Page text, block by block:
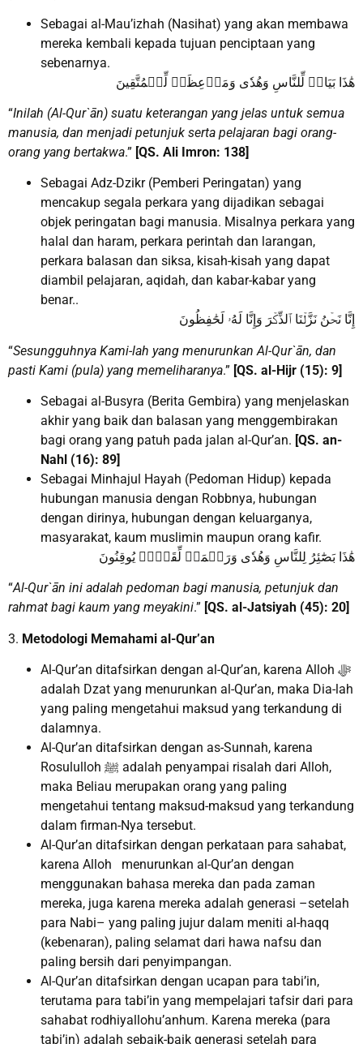
Sebagai al-Mau’izhah (Nasihat) yang akan membawa
mereka kembali kepada tujuan penciptaan yang
sebenarnya.
هَٰذَا بَيَانٞ لِّلنَّاسِ وَهُدٗى وَمَوۡعِظَةٞ لِّلۡمُتَّقِينَ
“Inilah (Al-Qur`ān) suatu keterangan yang jelas untuk semua
manusia, dan menjadi petunjuk serta pelajaran bagi orang-
orang yang bertakwa.” [QS. Ali Imron: 138]
Sebagai Adz-Dzikr (Pemberi Peringatan) yang
mencakup segala perkara yang dijadikan sebagai
objek peringatan bagi manusia. Misalnya perkara yang
halal dan haram, perkara perintah dan larangan,
perkara balasan dan siksa, kisah-kisah yang dapat
diambil pelajaran, aqidah, dan kabar-kabar yang
benar..
إِنَّا نَحۡنُ نَزَّلۡنَا ٱلذِّكۡرَ وَإِنَّا لَهُۥ لَحَٰفِظُونَ
“Sesungguhnya Kami-lah yang menurunkan Al-Qur`ān, dan
pasti Kami (pula) yang memeliharanya.” [QS. al-Hijr (15): 9]
Sebagai al-Busyra (Berita Gembira) yang menjelaskan
akhir yang baik dan balasan yang menggembirakan
bagi orang yang patuh pada jalan al-Qur’an. [QS. an-
Nahl (16): 89]
Sebagai Minhajul Hayah (Pedoman Hidup) kepada
hubungan manusia dengan Robbnya, hubungan
dengan dirinya, hubungan dengan keluarganya,
masyarakat, kaum muslimin maupun orang kafir.
هَٰذَا بَصَٰٓئِرُ لِلنَّاسِ وَهُدٗى وَرَحۡمَةٞ لِّقَوۡمٖ يُوقِنُونَ
“Al-Qur`ān ini adalah pedoman bagi manusia, petunjuk dan
rahmat bagi kaum yang meyakini.” [QS. al-Jatsiyah (45): 20]
3. Metodologi Memahami al-Qur’an
Al-Qur’an ditafsirkan dengan al-Qur’an, karena Alloh ﷻ
adalah Dzat yang menurunkan al-Qur’an, maka Dia-lah
yang paling mengetahui maksud yang terkandung di
dalamnya.
Al-Qur’an ditafsirkan dengan as-Sunnah, karena
Rosululloh ﷺ adalah penyampai risalah dari Alloh,
maka Beliau merupakan orang yang paling
mengetahui tentang maksud-maksud yang terkandung
dalam firman-Nya tersebut.
Al-Qur’an ditafsirkan dengan perkataan para sahabat,
karena Alloh menurunkan al-Qur’an dengan
menggunakan bahasa mereka dan pada zaman
mereka, juga karena mereka adalah generasi –setelah
para Nabi– yang paling jujur dalam meniti al-haqq
(kebenaran), paling selamat dari hawa nafsu dan
paling bersih dari penyimpangan.
Al-Qur’an ditafsirkan dengan ucapan para tabi’in,
terutama para tabi’in yang mempelajari tafsir dari para
sahabat rodhiyallohu’anhum. Karena mereka (para
tabi’in) adalah sebaik-baik generasi setelah para